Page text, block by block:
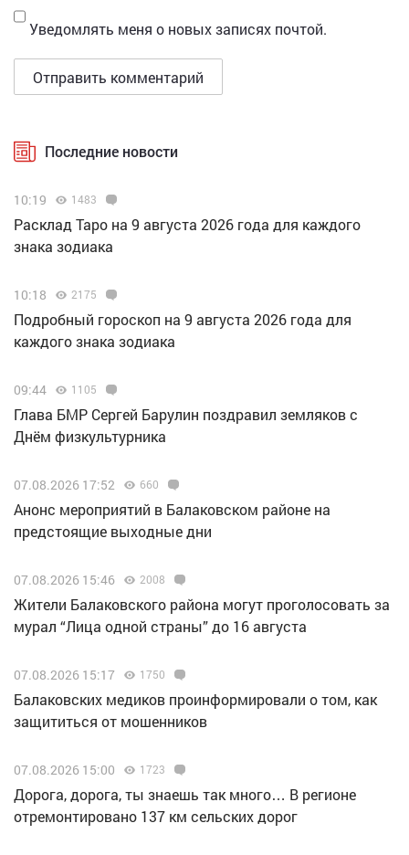
Уведомлять меня о новых записях почтой.
Последние новости
10:19 1483
Расклад Таро на 9 августа 2026 года для каждого
знака зодиака
10:18 2175
Подробный гороскоп на 9 августа 2026 года для
каждого знака зодиака
09:44 1105
Глава БМР Сергей Барулин поздравил земляков с
Днём физкультурника
07.08.2026 17:52 660
Анонс мероприятий в Балаковском районе на
предстоящие выходные дни
07.08.2026 15:46 2008
Жители Балаковского района могут проголосовать за
мурал “Лица одной страны” до 16 августа
07.08.2026 15:17 1750
Балаковских медиков проинформировали о том, как
защититься от мошенников
07.08.2026 15:00 1723
Дорога, дорога, ты знаешь так много… В регионе
отремонтировано 137 км сельских дорог